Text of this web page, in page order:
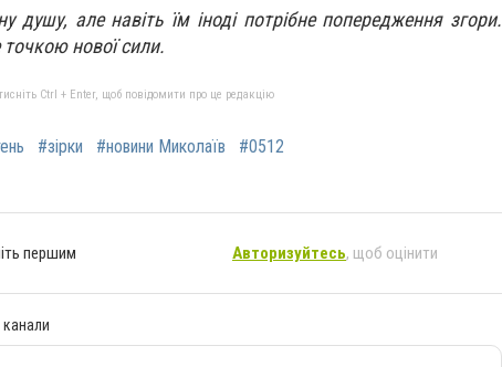
але навіть їм іноді потрібне попередження згори.
точкою нової сили.
Ctrl + Enter, щоб повідомити про це редакцію
#зірки #новини Миколаїв
#0512
першим Авторизуйтесь, щоб оцінити
канали